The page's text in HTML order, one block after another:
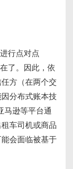
行点对点
了。因此，依
方（在两个交
分布式账本技
马逊等平台通
车司机或商品
会面临被基于